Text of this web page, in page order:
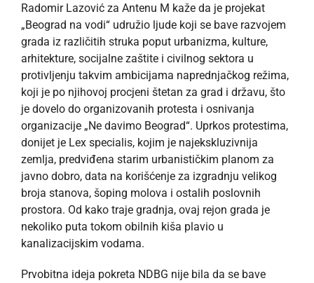
Radomir Lazović za Antenu M kaže da je projekat
„Beograd na vodi“ udružio ljude koji se bave razvojem
grada iz različitih struka poput urbanizma, kulture,
arhitekture, socijalne zaštite i civilnog sektora u
protivljenju takvim ambicijama naprednjačkog režima,
koji je po njihovoj procjeni štetan za grad i državu, što
je dovelo do organizovanih protesta i osnivanja
organizacije „Ne davimo Beograd“. Uprkos protestima,
donijet je Lex specialis, kojim je najekskluzivnija
zemlja, predviđena starim urbanističkim planom za
javno dobro, data na korišćenje za izgradnju velikog
broja stanova, šoping molova i ostalih poslovnih
prostora. Od kako traje gradnja, ovaj rejon grada je
nekoliko puta tokom obilnih kiša plavio u
kanalizacijskim vodama.
Prvobitna ideja pokreta NDBG nije bila da se bave